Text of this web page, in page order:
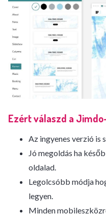
Ezért válaszd a
Az ingyenes verzió is
Jó megoldás ha
oldalad.
Legolcsóbb módja
legyen.
Minden